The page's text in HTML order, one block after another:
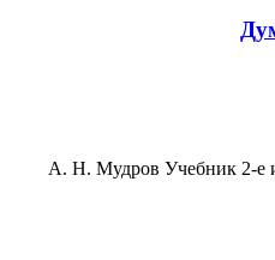
А. Н. Мудров Учебник 2-е